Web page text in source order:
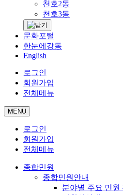
천호2동
천호3동
문화포털
한눈에강동
English
로그인
회원가입
전체메뉴
MENU
로그인
회원가입
전체메뉴
종합민원
종합민원안내
분야별 주요 민원